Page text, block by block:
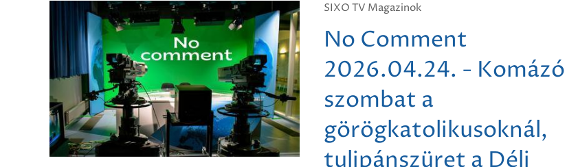
SIXO TV Magazinok
No Comment
2026.04.24. - Komázó
szombat a
görögkatolikusoknál,
tulipánszüret a Déli